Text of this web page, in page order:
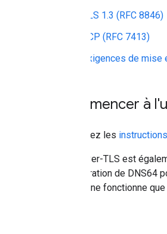
TLS 1.3 (RFC 8846)
TCP (RFC 7413)
Exigences de
Commencer à
Consultez les instructions
DNS-over-TLS est
configuration de DNS64
DNS64 ne fonctionne